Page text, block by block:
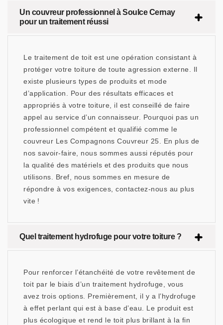
Un couvreur professionnel à Soulce Cernay
pour un traitement réussi
Le traitement de toit est une opération consistant à
protéger votre toiture de toute agression externe. Il
existe plusieurs types de produits et mode
d’application. Pour des résultats efficaces et
appropriés à votre toiture, il est conseillé de faire
appel au service d’un connaisseur. Pourquoi pas un
professionnel compétent et qualifié comme le
couvreur Les Compagnons Couvreur 25. En plus de
nos savoir-faire, nous sommes aussi réputés pour
la qualité des matériels et des produits que nous
utilisons. Bref, nous sommes en mesure de
répondre à vos exigences, contactez-nous au plus
vite !
Quel traitement hydrofuge pour votre toiture ?
Pour renforcer l’étanchéité de votre revêtement de
toit par le biais d’un traitement hydrofuge, vous
avez trois options. Premièrement, il y a l’hydrofuge
à effet perlant qui est à base d’eau. Le produit est
plus écologique et rend le toit plus brillant à la fin